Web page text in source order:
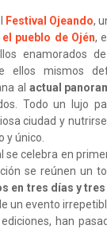
Festival Ojeando,
el pueblo de Ojén,
enamorados
ellos mismos
al actual
Todo un lujo
ciudad y
y único.
se celebra en
se reúnen un
en tres días y
un evento
han